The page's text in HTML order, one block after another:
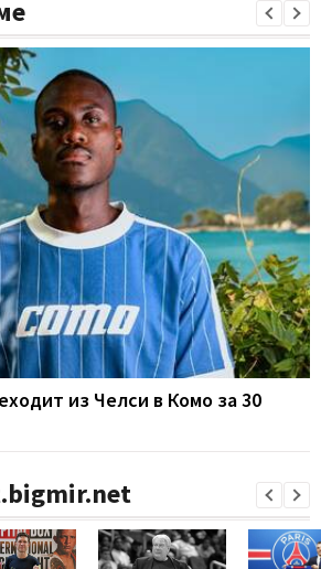
из Челси в Комо за 30